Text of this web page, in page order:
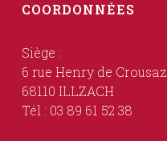
COORDONNÉES
Siège :
6 rue Henry de Crousaz
68110 ILLZACH
Tél : 03 89 61 52 38